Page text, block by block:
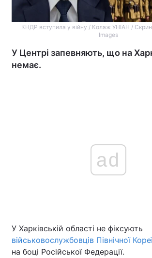
Головна Війна
Україна Політика
КНДР вступила у війну / Колаж УНІАН /
Images
У Центрі запевняють, що на
немає.
ad
У Харківській області не фіксують
військовослужбовців Північної
на боці Російської Федерації.